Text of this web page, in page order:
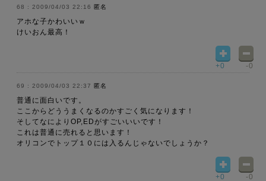
2009/04/03 22:16 匿名
アホな子かわいいｗ
けいおん最高！
+0 -0
2009/04/03 22:37 匿名
普通に面白いです。
ここからどううまくなるのかすごく気になります！
そしてなによりOP,EDがすごいいいです！
これは普通に売れると思います！
オリコンでトップ１０には入るんじゃないでしょうか？
+0 -0